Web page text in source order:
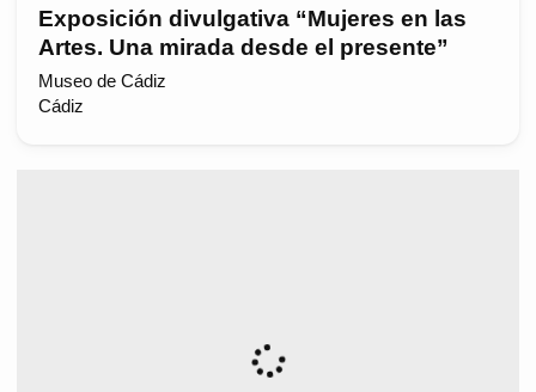
Exposición divulgativa “Mujeres en las
Artes. Una mirada desde el presente”
Museo de Cádiz
Cádiz